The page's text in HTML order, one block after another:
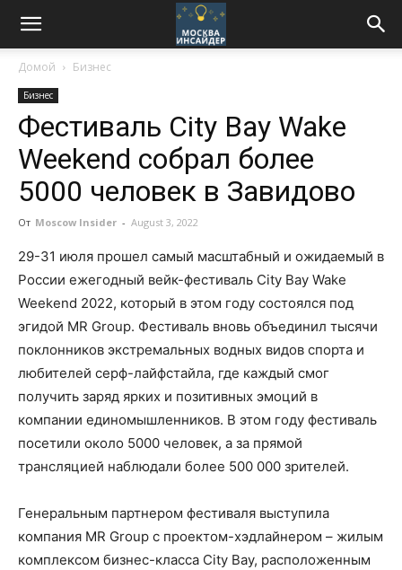
Домой Бизнес
Бизнес
Фестиваль City Bay Wake
Weekend собрал более
5000 человек в Завидово
От Moscow Insider - August 3, 2022
29-31 июля прошел самый масштабный и ожидаемый в
России ежегодный вейк-фестиваль City Bay Wake
Weekend 2022, который в этом году состоялся под
эгидой MR Group. Фестиваль вновь объединил тысячи
поклонников экстремальных водных видов спорта и
любителей серф-лайфстайла, где каждый смог
получить заряд ярких и позитивных эмоций в
компании единомышленников. В этом году фестиваль
посетили около 5000 человек, а за прямой
трансляцией наблюдали более 500 000 зрителей.
Генеральным партнером фестиваля выступила
компания MR Group с проектом-хэдлайнером – жилым
комплексом бизнес-класса City Bay, расположенным